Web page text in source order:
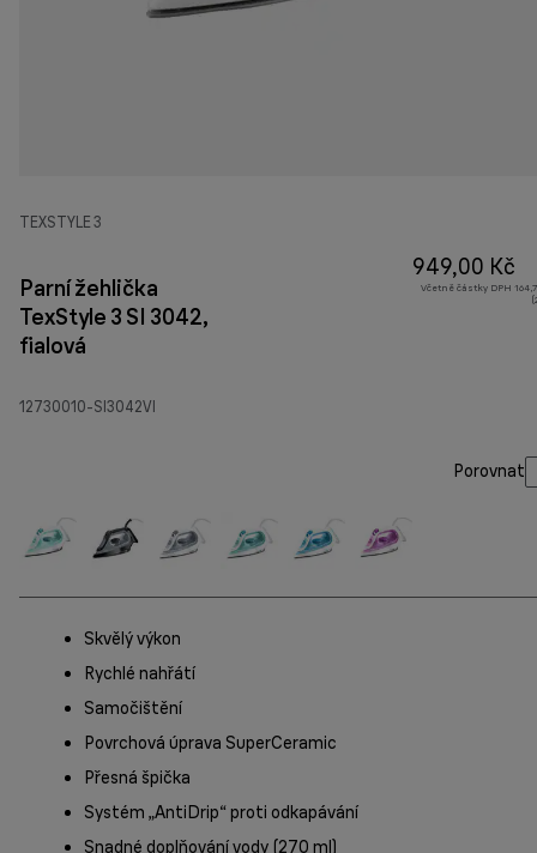
TEXSTYLE 3
Parní žehlička
TexStyle 3 SI 3042,
fialová
12730010-SI3042VI
949,00 Kč
Včetně částky DPH
Porovnat
Skvělý výkon
Rychlé nahřátí
Samočištění
Povrchová úprava SuperCeramic
Přesná špička
Systém „AntiDrip“ proti odkapávání
Snadné doplňování vody (270 ml)